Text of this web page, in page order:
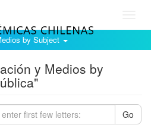
by Subject
y Medios by
Go